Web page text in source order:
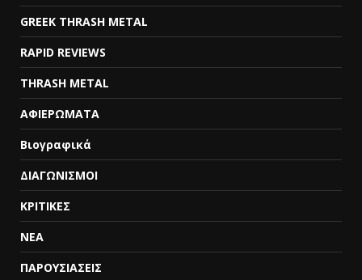
GREEK THRASH METAL
RAPID REVIEWS
THRASH METAL
ΑΦΙΕΡΩΜΑΤΑ
Βιογραφικά
ΔΙΑΓΩΝΙΣΜΟΙ
ΚΡΙΤΙΚΕΣ
ΝΕΑ
ΠΑΡΟΥΣΙΑΣΕΙΣ